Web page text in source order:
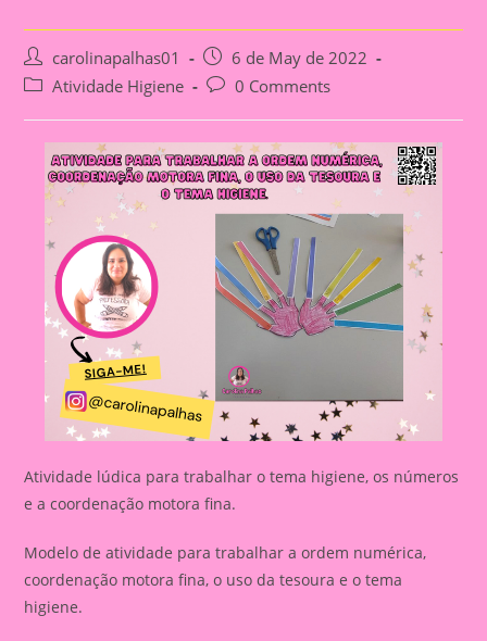
Post
author:
carolinapalhas01
Post
published:
6 de May de 2022
PostAtividade Higiene
Post0 Comments
Atividade lúdica para trabalhar o tema higiene, os números
e a coordenação motora fina.
Modelo de atividade para trabalhar a ordem numérica,
coordenação motora fina, o uso da tesoura e o tema
higiene.